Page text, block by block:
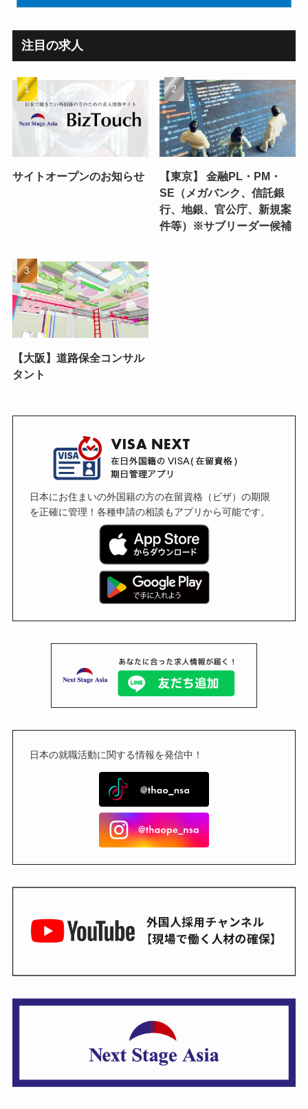
注目の求人
サイトオープンのお知らせ
【東京】 金融PL・PM・
SE（メガバンク、信託銀
行、地銀、官公庁、新規案
件等）※サブリーダー候補
【大阪】道路保全コンサル
タント
日本にお住まいの外国籍の方の在留資格（ビザ）の期限
を正確に管理！各種申請の相談もアプリから可能です。
日本の就職活動に関する情報を発信中！